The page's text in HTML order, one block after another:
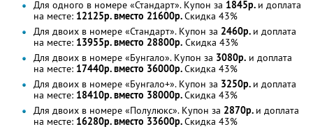
Для одного в номере «Стандарт». Купон за 1845р. и доплата
на месте: 12125р. вместо 21600р.Скидка 43%
Для двоих в номере «Стандарт». Купон за 2460р. и доплата
на месте: 13955р. вместо 28800р. Скидка 43%
Для двоих в номере «Бунгало». Купон за 3080р. и доплата
на месте: 17440р. вместо 36000р.Скидка 43%
Для двоих в номере «Бунгало+». Купон за 3250р. и доплата
на месте: 18410р. вместо 38000р.Скидка 43%
Для двоих в номере «Полулюкс». Купон за 2870р. и доплата
на месте: 16280р. вместо 33600р.Скидка 43%